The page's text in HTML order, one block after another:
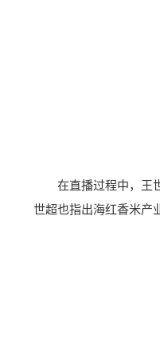
在直播过程中，王
世超也指出海红香米产